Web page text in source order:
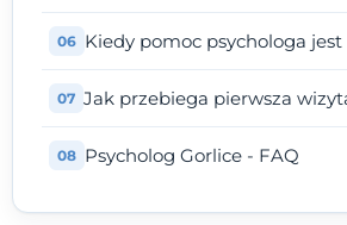
Kiedy pomoc psychologa
Jak przebiega pierwsza
Psycholog Gorlice - FAQ